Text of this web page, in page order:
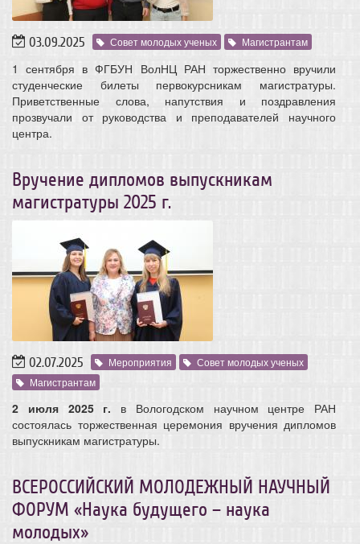
03.09.2025 Совет молодых ученых Магистрантам
1 сентября в ФГБУН ВолНЦ РАН торжественно вручили
студенческие билеты первокурсникам магистратуры.
Приветственные слова, напутствия и поздравления
прозвучали от руководства и преподавателей научного
центра.
Вручение дипломов выпускникам
магистратуры 2025 г.
02.07.2025 Мероприятия
Совет молодых ученых
Магистрантам
2 июля 2025 г. в Вологодском научном центре РАН
состоялась торжественная церемония вручения дипломов
выпускникам магистратуры.
ВСЕРОССИЙСКИЙ МОЛОДЕЖНЫЙ НАУЧНЫЙ
ФОРУМ «Наука будущего – наука
молодых»